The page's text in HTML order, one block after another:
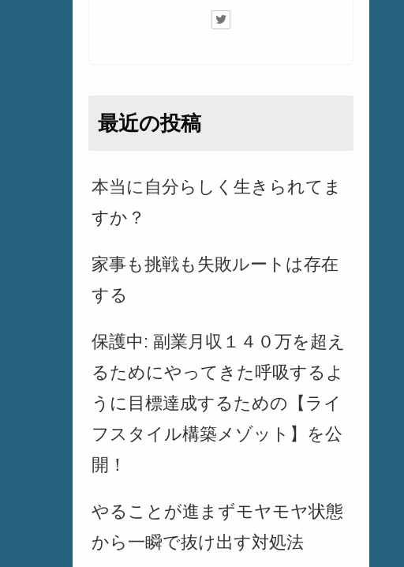
最近の投稿
本当に自分らしく生きられてま
すか？
家事も挑戦も失敗ルートは存在
する
保護中: 副業月収１４０万を超え
るためにやってきた呼吸するよ
うに目標達成するための【ライ
フスタイル構築メゾット】を公
開！
やることが進まずモヤモヤ状態
から一瞬で抜け出す対処法